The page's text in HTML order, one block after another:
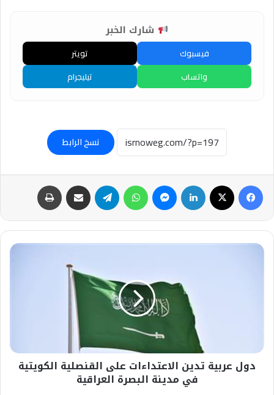
شارك الخبر
فيسبوك
تويتر
واتساب
تيليجرام
نسخ الرابط
فيسبوك لينكدإن ماسنجر واتساب تيلقرام مشاركة عبر البريد
دول
مدينة
البصرة
دول عربية تدين الاعتداءات على القنصلية الكويتية
في مدينة البصرة العراقية